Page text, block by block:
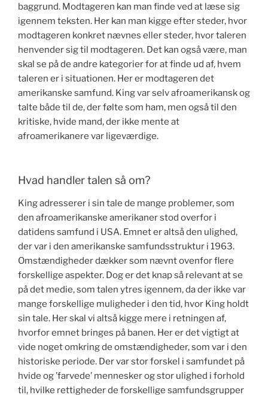
baggrund. Modtageren kan man finde ved at læse sig
igennem teksten. Her kan man kigge efter steder, hvor
modtageren konkret nævnes eller steder, hvor taleren
henvender sig til modtageren. Det kan også være, man
skal se på de andre kategorier for at finde ud af, hvem
taleren er i situationen. Her er modtageren det
amerikanske samfund. King var selv afroamerikansk og
talte både til de, der følte som ham, men også til den
kritiske, hvide mand, der ikke mente at
afroamerikanere var ligeværdige.
Hvad handler talen så om?
King adresserer i sin tale de mange problemer, som
den afroamerikanske amerikaner stod overfor i
datidens samfund i USA. Emnet er altså den ulighed,
der var i den amerikanske samfundsstruktur i 1963.
Omstændigheder dækker som nævnt ovenfor flere
forskellige aspekter. Dog er det knap så relevant at se
på det medie, som talen ytres igennem, da der ikke var
mange forskellige muligheder i den tid, hvor King holdt
sin tale. Her skal vi altså kigge mere i retningen af,
hvorfor emnet bringes på banen. Her er det vigtigt at
vide noget omkring de omstændigheder, som var i den
historiske periode. Der var stor forskel i samfundet på
hvide og ’farvede’ mennesker og stor ulighed i forhold
til, hvilke rettigheder de forskellige samfundsgrupper